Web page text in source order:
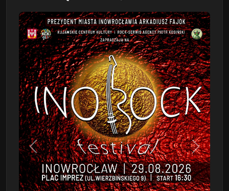
Poprzedni Następny